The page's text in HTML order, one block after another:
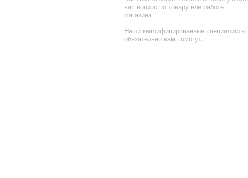
вас вопрос по товару или работе
магазина.
Наши квалифицированные специалисты
обязательно вам помогут.